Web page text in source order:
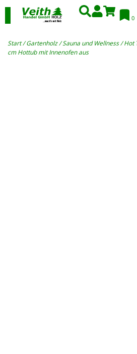
0
Start/Gartenholz/Sauna und Wellness/ Hot
cm Hottub mit Innenofen aus